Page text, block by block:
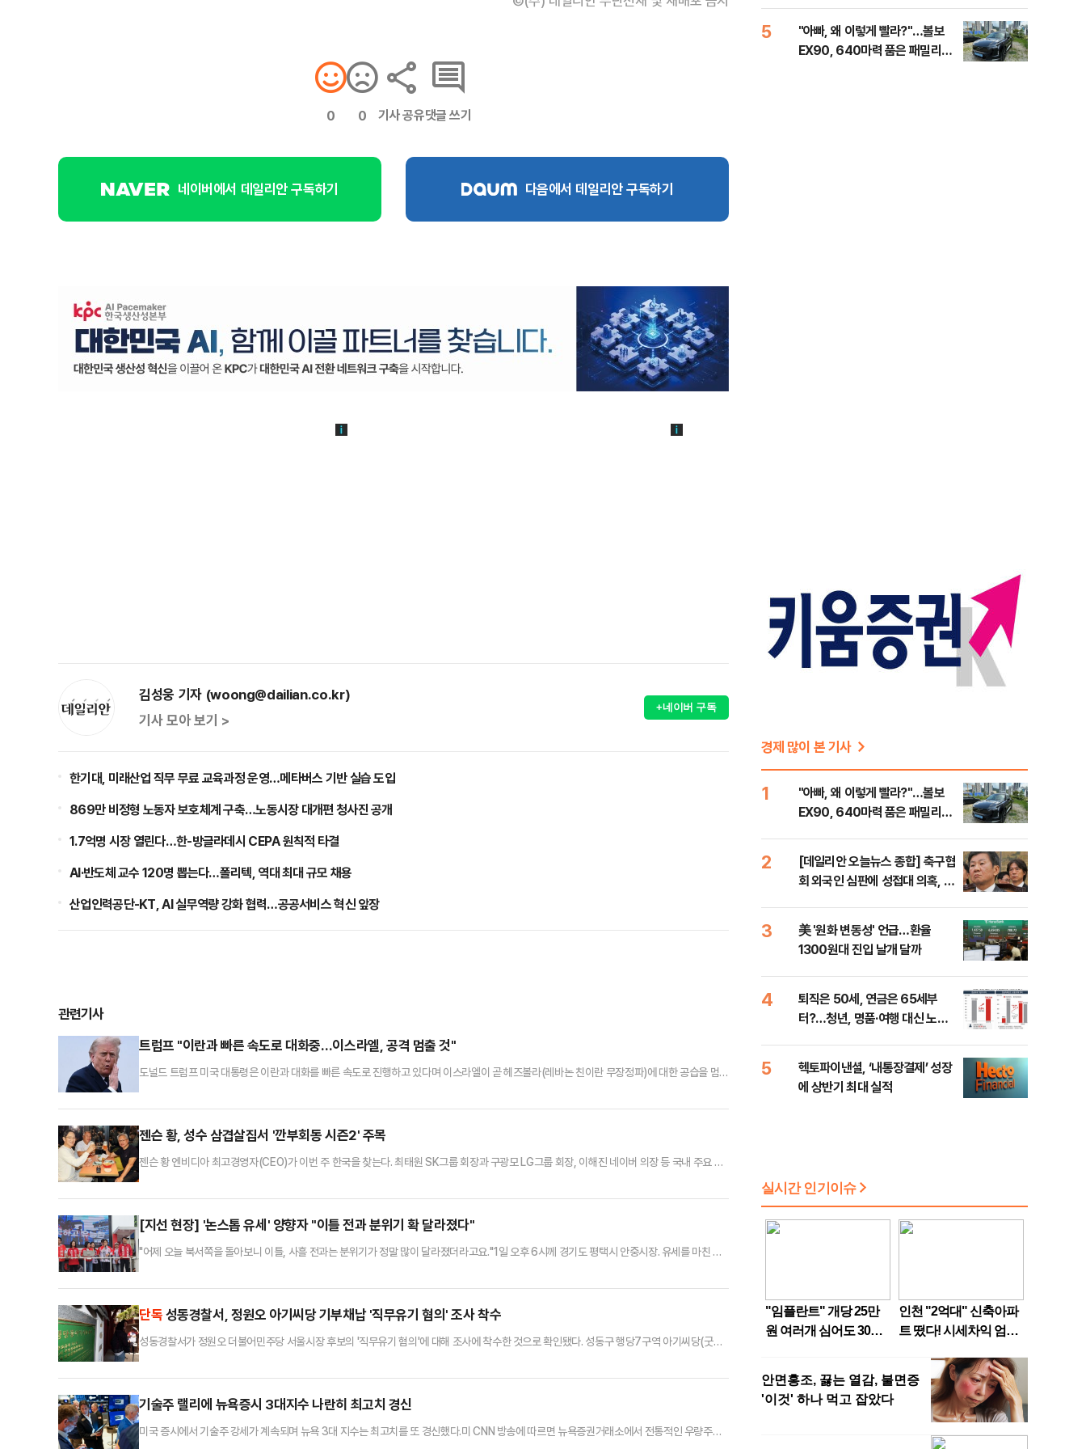
0 0 기사 공유댓글 쓰기
네이버에서 데일리안 구독하기 다음에서 데일리안 구독하기
김성웅 기자 (woong@dailian.co.kr)
기사 모아 보기 >
+네이버 구독
한기대, 미래산업 직무 무료 교육과정 운영…메타버스 기반 실습 도입
869만 비정형 노동자 보호체계 구축…노동시장 대개편 청사진 공개
1.7억명 시장 열린다…한-방글라데시 CEPA 원칙적 타결
AI·반도체 교수 120명 뽑는다…폴리텍, 역대 최대 규모 채용
산업인력공단-KT, AI 실무역량 강화 협력…공공서비스 혁신 앞장
관련기사
트럼프 "이란과 빠른 속도로 대화중…이스라엘, 공격 멈출 것"
도널드 트럼프 미국 대통령은 이란과 대화를 빠른 속도로 진행하고 있다며 이스라엘이 곧 헤즈볼라(레바논 친이란 무장정파)에 대한 공습을 멈
종전 협상이 중단되지 않도록 이스라엘과 헤즈볼라의 교전 중단을 중재하고 있다”고 전했다.앞서 이란은 이스라엘의 헤즈볼라 공습을 문제 삼으
젠슨 황, 성수 삼겹살집서 '깐부회동 시즌2' 주목
젠슨 황 엔비디아 최고경영자(CEO)가 이번 주 한국을 찾는다. 최태원 SK그룹 회장과 구광모 LG그룹 회장, 이해진 네이버 의장 등 국내 주요 기
자 회장, 정의선 현대차그룹 회장과의 '깐부회동'에 이어 이번에는 어떤 'AI 깐부들'이 한자리에 모일지 업계의 관심이 쏠리고 있다.황 CEO는 대
[지선 현장] '논스톱 유세' 양향자 "이틀 전과 분위기 확 달라졌다"
"어제 오늘 북서쪽을 돌아보니 이틀, 사흘 전과는 분위기가 정말 많이 달라졌더라고요."1일 오후 6시께 경기도 평택시 안중시장. 유세를 마친 뒤
인 경기 남부권 표심에 대한 우려도 내비쳤지만 하루 사이에도 판세는 충분히 바뀔 수 있다며 자신감을 보였다.양 후보는 "승부처는 우리 당이 어
단독성동경찰서, 정원오 아기씨당 기부채납 '직무유기 혐의' 조사 착수
성동경찰서가 정원오 더불어민주당 서울시장 후보의 '직무유기 혐의'에 대해 조사에 착수한 것으로 확인됐다. 성동구 행당7구역 아기씨당(굿당)
종합하면, 정 후보를 '직무유기 혐의'로 고발한 행당7구역 조합 측은 이날 성동경찰서로부터 해당 사건이 지능범죄수사팀에 배당됐고 정식 수사
기술주 랠리에 뉴욕증시 3대지수 나란히 최고치 경신
미국 증시에서 기술주 강세가 계속되며 뉴욕 3대 지수는 최고치를 또 경신했다.미 CNN 방송에 따르면 뉴욕증권거래소에서 전통적인 우량주로
5
"아빠, 왜 이렇게 빨라?"…볼보
EX90, 640마력 품은 패밀리카
경제 많이 본 기사
1
"아빠, 왜 이렇게 빨라?"…볼보
EX90, 640마력 품은 패밀리카
2
[데일리안 오늘뉴스 종합] 축구협
회 외국인 심판에 성접대 의혹, 李
나, 삼전닉스 올인은 금물, SK하
이닉스 프리마켓 시초가 논란 재
점화, 김민석 "과반 승리 가능성
99%" 등
3
美 '원화 변동성' 언급…환율
1300원대 진입 날개 달까
4
퇴직은 50세, 연금은 65세부
터?…청년, 명품·여행 대신 노후
5
헥토파이낸셜, ‘내통장결제’ 성장
에 상반기 최대 실적